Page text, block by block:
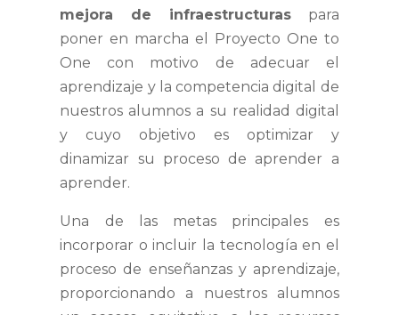
mejora de infraestructuras
para
poner en marcha el Proyecto One to
One con motivo de adecuar el
aprendizaje y la competencia digital de
nuestros alumnos a su realidad digital
y cuyo objetivo es optimizar y
dinamizar su proceso de aprender a
aprender.
Una de las metas principales es
incorporar o incluir la tecnología en el
proceso de enseñanzas y aprendizaje,
proporcionando a nuestros alumnos